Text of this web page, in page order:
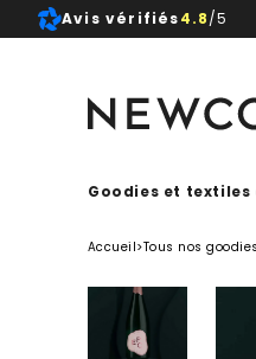
Avis vérifiés4.8/5
Goodies et
Accueil>Tous nos goodies